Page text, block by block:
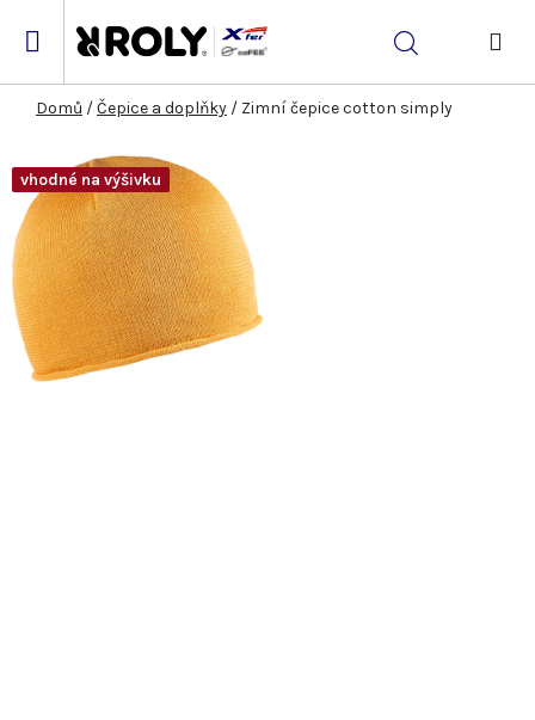
Hledat
Domů /Čepice a doplňky / Zimní čepice cotton simply
vhodné na výšivku